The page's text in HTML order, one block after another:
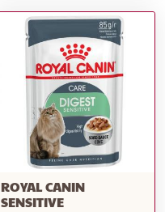
ROYAL CANIN
SENSITIVE